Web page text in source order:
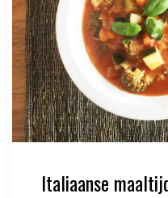
Italiaanse